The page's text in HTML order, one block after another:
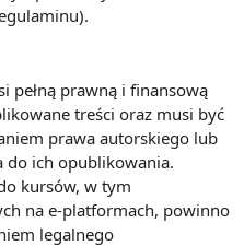
pełną prawną i finansową
treści oraz musi być
prawa autorskiego lub
do ich opublikowania.
kursów, w tym
na e-platformach, powinno
legalnego